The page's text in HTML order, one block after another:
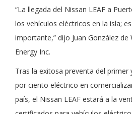
“La llegada del Nissan LEAF a
los vehículos eléctricos en la isla;
importante,” dijo Juan González de
Energy Inc.
Tras la exitosa preventa del primer
por ciento eléctrico en
país, el Nissan LEAF estará a la